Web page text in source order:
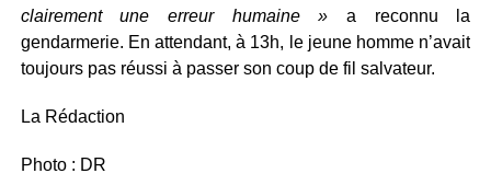
clairement une erreur humaine » a reconnu la
gendarmerie. En attendant, à 13h, le jeune homme n’avait
toujours pas réussi à passer son coup de fil salvateur.
La Rédaction
Photo : DR